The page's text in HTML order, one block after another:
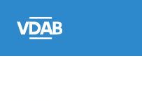
naar
een
een
job
naar